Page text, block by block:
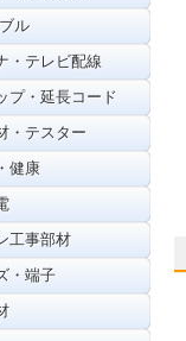
ル
・テレビ配線
プ・延長コード
・テスター
健康
工事部材
・端子